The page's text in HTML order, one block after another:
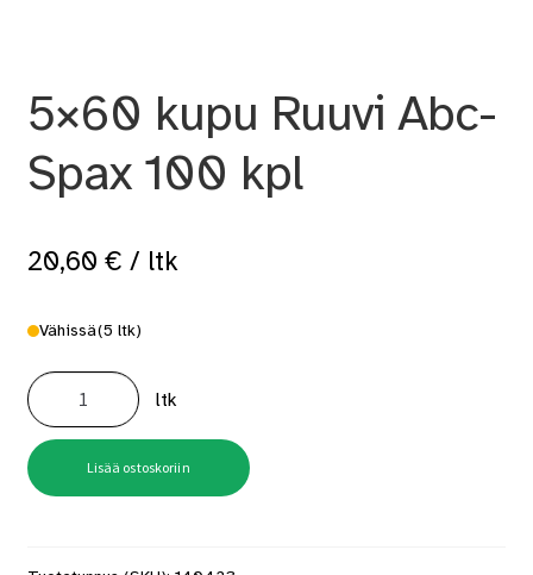
5×60 kupu Ruuvi Abc-
Spax 100 kpl
20,60 € / ltk
Vähissä(5 ltk)
5x60
kupu
Ruuvi
Abc-
Spax
100
kpl
määrä
ltk
Lisää ostoskoriin